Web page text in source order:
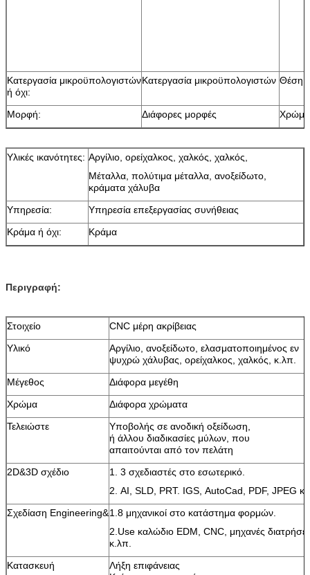
Κατεργασία μικροϋπολογιστών
ή όχι:
Κατεργασία μικροϋπολογιστών Θέση
Μορφή: Διάφορες μορφές
Υλικές ικανότητες: Αργίλιο, ορείχαλκος, χαλκός, χαλκός,
Μέταλλα, πολύτιμα μέταλλα, ανοξείδωτο,
κράματα χάλυβα
Υπηρεσία:
Υπηρεσία επεξεργασίας συνήθειας
Κράμα ή όχι:
Κράμα
Περιγραφή:
Στοιχείο
CNC μέρη ακρίβειας
Υλικό
Αργίλιο, ανοξείδωτο, ελασματοποιημένος εν
ψυχρώ χάλυβας, ορείχαλκος, χαλκός, κ.λπ.
Μέγεθος
Διάφορα μεγέθη
Χρώμα
Διάφορα χρώματα
Τελειώστε
Υποβολής σε ανοδική οξείδωση,
ή άλλου διαδικασίες μύλων, που
απαιτούνται από τον πελάτη
2D&3D σχέδιο
1. 3 σχεδιαστές στο εσωτερικό.
2. AI, SLD, PRT. IGS, AutoCad, PDF, JPEG
Σχεδίαση Engineering&1.8 μηχανικοί στο κατάστημα φορμών.
2.Use καλώδιο EDM, CNC, μηχανές
κ.λπ.
Κατασκευή
Λήξη επιφάνειας